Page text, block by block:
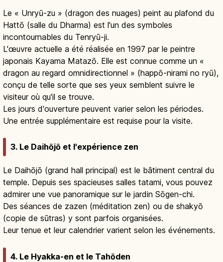
Le « Unryū-zu » (dragon des nuages) peint au plafond du
Hattō (salle du Dharma) est l'un des symboles
incontournables du Tenryū-ji.
L'œuvre actuelle a été réalisée en 1997 par le peintre
japonais Kayama Matazō. Elle est connue comme un «
dragon au regard omnidirectionnel » (happō-nirami no ryū),
conçu de telle sorte que ses yeux semblent suivre le
visiteur où qu'il se trouve.
Les jours d'ouverture peuvent varier selon les périodes.
Une entrée supplémentaire est requise pour la visite.
3. Le Daihōjō et l'expérience zen
Le Daihōjō (grand hall principal) est le bâtiment central du
temple. Depuis ses spacieuses salles tatami, vous pouvez
admirer une vue panoramique sur le jardin Sōgen-chi.
Des séances de zazen (méditation zen) ou de shakyō
(copie de sūtras) y sont parfois organisées.
Leur tenue et leur calendrier varient selon les événements.
4. Le Hyakka-en et le Tahōden